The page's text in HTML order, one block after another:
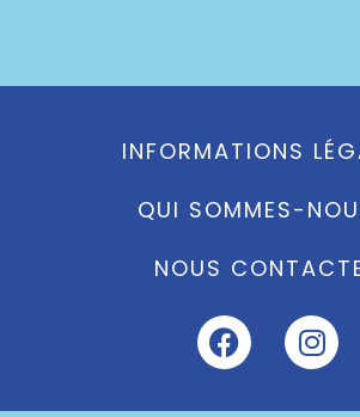
INFORMATIONS
QUI SOMMES-
NOUS